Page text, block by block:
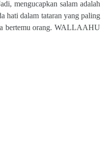
mengucapkan salam adalah
hati dalam tataran yang paling
bertemu orang. WALLAAHU